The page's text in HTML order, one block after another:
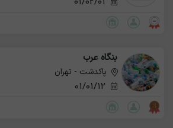
بنگاه عرب
پاکدشت - تهران